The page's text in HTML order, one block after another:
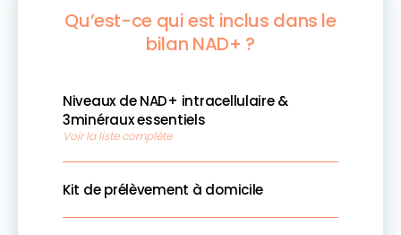
Qu’est-ce qui est inclus dans le
bilan NAD+ ?
Niveaux de NAD+ intracellulaire &
3minéraux essentiels
Voir la liste complète
Kit de prélèvement à domicile